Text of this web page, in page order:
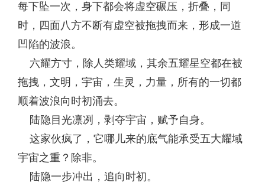
每下坠一次，身下都会将虚空碾压，折叠，同
时，四面八方不断有虚空被拖拽而来，形成一道
凹陷的波浪。
六耀方寸，除人类耀域，其余五耀星空都在被
拖拽，文明，宇宙，生灵，力量，所有的一切都
顺着波浪向时初涌去。
陆隐目光凛冽，剥夺宇宙，赋予自身。
这家伙疯了，它哪儿来的底气能承受五大耀域
宇宙之重？除非。
陆隐一步冲出，追向时初。